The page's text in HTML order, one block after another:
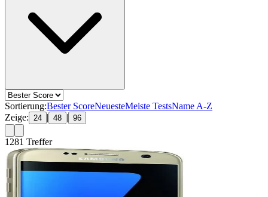
Sortierung:Bester ScoreNeuesteMeiste TestsName A-Z
Zeige:
24 | 48 | 96
1281 Treffer